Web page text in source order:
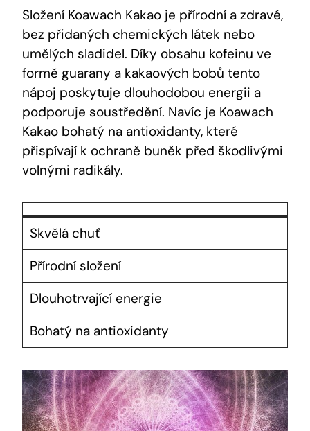
Složení Koawach Kakao je přírodní a zdravé,
bez přidaných chemických látek nebo
umělých sladidel. Díky obsahu kofeinu ve
formě guarany a kakaových bobů tento
nápoj poskytuje dlouhodobou energii a
podporuje soustředění. Navíc je Koawach
Kakao bohatý na antioxidanty, které
přispívají k ochraně buněk před škodlivými⁣
volnými radikály.
Skvělá ‌chuť
Přírodní složení
Dlouhotrvající energie
Bohatý na ‍antioxidanty